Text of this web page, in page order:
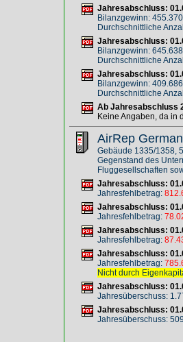
Jahresabschluss:
Bilanzgewinn:
Durchschnittliche
Jahresabschluss:
Bilanzgewinn:
Durchschnittliche
Jahresabschluss:
Bilanzgewinn:
Durchschnittliche
Ab Jahresabschluss
Keine Angaben, da in
AirRep
Gebäude 1335/1358,
Gegenstand des
Fluggesellschaften
Jahresabschluss:
Jahresfehlbetrag:
Jahresabschluss:
Jahresfehlbetrag:
Jahresabschluss:
Jahresfehlbetrag:
Jahresabschluss:
Jahresfehlbetrag:
Nicht durch
Jahresabschluss:
Jahresüberschuss:
Jahresabschluss:
Jahresüberschuss: